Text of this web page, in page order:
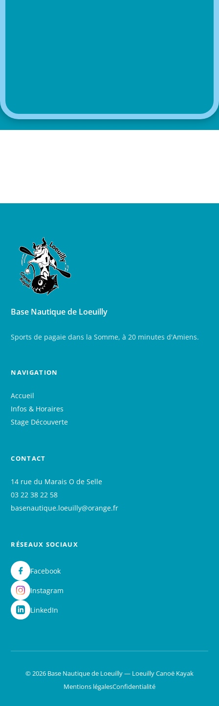
Base Nautique de Loeuilly
Sports de pagaie dans la Somme, à 20 minutes d'Amiens.
NAVIGATION
Accueil
Infos & Horaires
Stage Découverte
CONTACT
14 rue du Marais O de Selle
03 22 38 22 58
basenautique.loeuilly@orange.fr
RÉSEAUX SOCIAUX
Facebook
Instagram
LinkedIn
© 2026 Base Nautique de Loeuilly — Loeuilly Canoë Kayak
Mentions légalesConfidentialité